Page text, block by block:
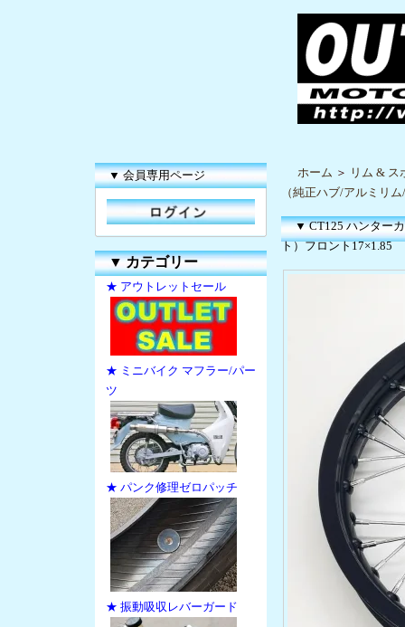
▼ 会員専用ページ
▼カテゴリー
★ アウトレットセール
★ ミニバイク マフラー/パー
ツ
★ パンク修理ゼロパッチ
★ 振動吸収レバーガード
ホーム ＞ リム & ス
（純正ハブ/アルミリ
▼ CT125 ハンター
ト）フロント17×1.85